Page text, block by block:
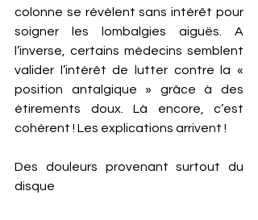
colonne se révèlent sans intérêt pour
soigner les lombalgies aiguës. A
l’inverse, certains médecins semblent
valider l’intérêt de lutter contre la «
position antalgique » grâce à des
étirements doux. Là encore, c’est
cohérent ! Les explications arrivent !
Des douleurs provenant surtout du
disque